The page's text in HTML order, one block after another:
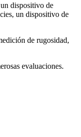
dispositivo de
un dispositivo de
de rugosidad,
evaluaciones.